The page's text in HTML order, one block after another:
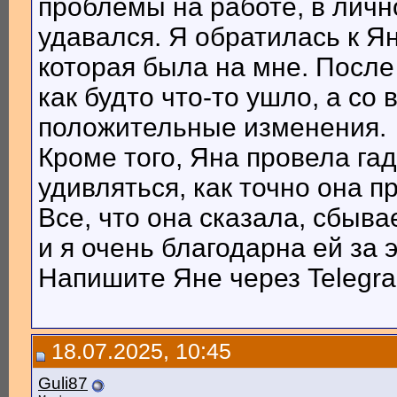
проблемы на работе, в
удавался. Я обратилась к
которая была на мне.
как будто что-то ушло, а
положительные изменения.
Кроме того, Яна провела
удивляться, как точно она
Все, что она сказала,
и я очень благодарна ей за
Напишите Яне через
18.07.2025, 10:45
Guli87